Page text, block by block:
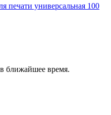
печати универсальная 100
ближайшее время.